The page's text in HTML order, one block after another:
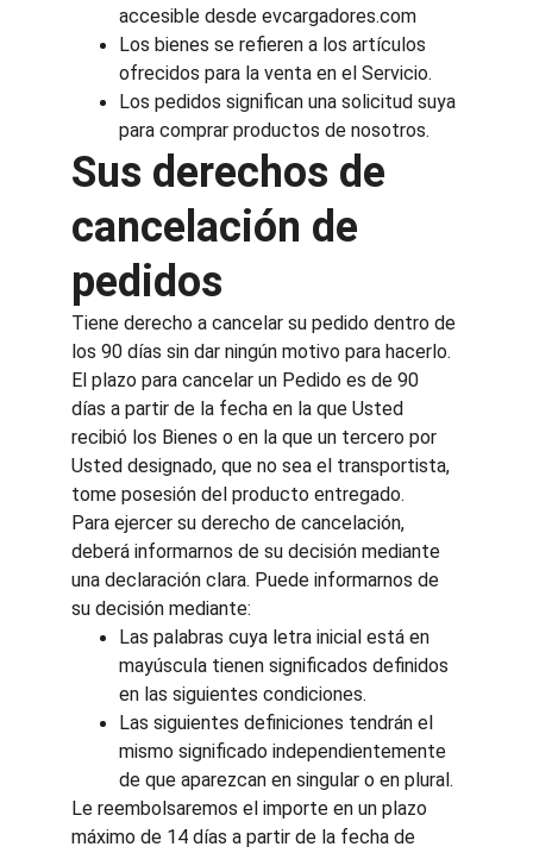
accesible desde evcargadores.com
Los bienes se refieren a los artículos
ofrecidos para la venta en el Servicio.
Los pedidos significan una solicitud suya
para comprar productos de nosotros.
Sus derechos de
cancelación de
pedidos
Tiene derecho a cancelar su pedido dentro de
los 90 días sin dar ningún motivo para hacerlo.
El plazo para cancelar un Pedido es de 90
días a partir de la fecha en la que Usted
recibió los Bienes o en la que un tercero por
Usted designado, que no sea el transportista,
tome posesión del producto entregado.
Para ejercer su derecho de cancelación,
deberá informarnos de su decisión mediante
una declaración clara. Puede informarnos de
su decisión mediante:
Las palabras cuya letra inicial está en
mayúscula tienen significados definidos
en las siguientes condiciones.
Las siguientes definiciones tendrán el
mismo significado independientemente
de que aparezcan en singular o en plural.
Le reembolsaremos el importe en un plazo
máximo de 14 días a partir de la fecha de